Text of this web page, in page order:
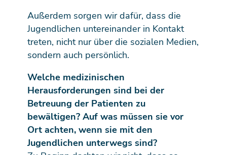
Außerdem sorgen wir dafür, dass die
Jugendlichen untereinander in Kontakt
treten, nicht nur über die sozialen Medien,
sondern auch persönlich.
Welche medizinischen
Herausforderungen sind bei der
Betreuung der Patienten zu
bewältigen? Auf was müssen sie vor
Ort achten, wenn sie mit den
Jugendlichen unterwegs sind?